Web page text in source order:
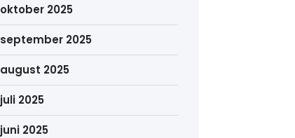
oktober 2025
september 2025
august 2025
juli 2025
juni 2025